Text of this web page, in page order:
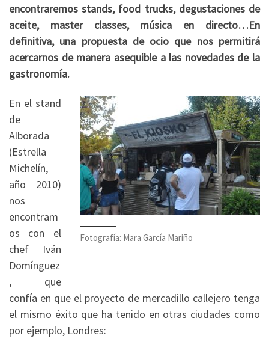
encontraremos stands, food trucks, degustaciones de
aceite, master classes, música en directo…En
definitiva, una propuesta de ocio que nos permitirá
acercarnos de manera asequible a las novedades de la
gastronomía.
Fotografía: Mara García Mariño
En el stand
de
Alborada
(Estrella
Michelín,
año 2010)
nos
encontram
os con el
chef Iván
Domínguez
, que
confía en que el proyecto de mercadillo callejero tenga
el mismo éxito que ha tenido en otras ciudades como
por ejemplo, Londres: